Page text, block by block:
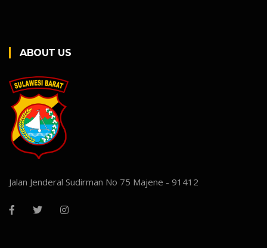
ABOUT US
Jalan Jenderal Sudirman No 75 Majene - 91412